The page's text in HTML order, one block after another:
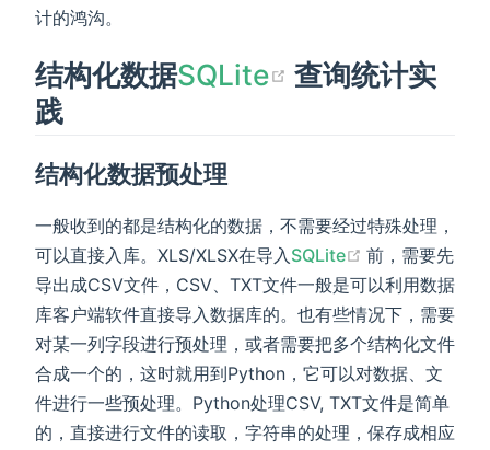
计的鸿沟。
结构化数据SQLite (opens new
查询统计实
践
结构化数据预处理
一般收到的都是结构化的数据，不需要经过特殊处理，
可以直接入库。XLS/XLSX在导入SQLite (opens new
前，需要先
导出成CSV文件，CSV、TXT文件一般是可以利用数据
库客户端软件直接导入数据库的。也有些情况下，需要
对某一列字段进行预处理，或者需要把多个结构化文件
合成一个的，这时就用到Python，它可以对数据、文
件进行一些预处理。Python处理CSV, TXT文件是简单
的，直接进行文件的读取，字符串的处理，保存成相应